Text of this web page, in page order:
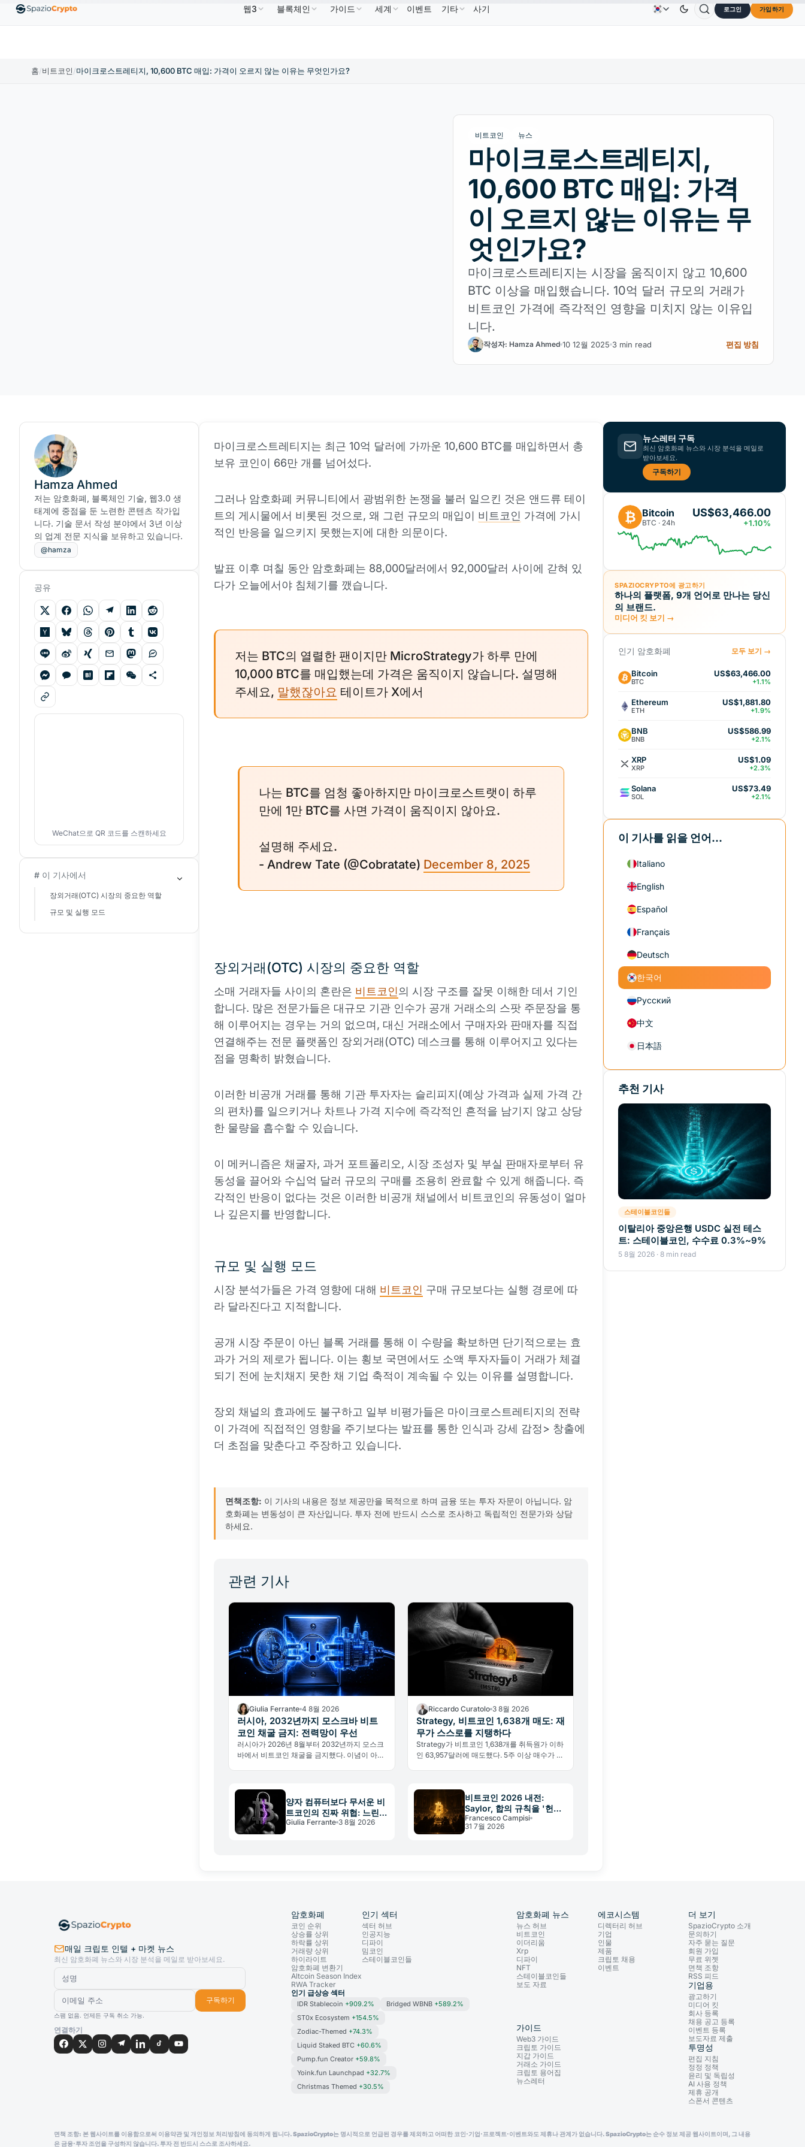
EthereumETHUS$1,880.58 BNBBNB US$586.64 ↑2.10% USDC USDCUS$0.9995↑0.00% XRP XRPUS$1.09 TRONTRXUS$0.3264↓0.30% DogecoinDOGE
문의하기회사 소개
웹3 블록체인 가이드 세계 이벤트 기타 사기 로그인 가입하기
홈/비트코인/마이크로스트레티지, 10,600 BTC 매입: 가격이 오르지 않는 이유는 무엇인가요?
비트코인 뉴스
마이크로스트레티지,
10,600 BTC 매입: 가격
이 오르지 않는 이유는 무
엇인가요?
마이크로스트레티지는 시장을 움직이지 않고 10,600
BTC 이상을 매입했습니다. 10억 달러 규모의 거래가
비트코인 가격에 즉각적인 영향을 미치지 않는 이유입
니다.
작성자: Hamza Ahmed 10 12월 2025 3 min read 편집 방침
마이크로스트레티지는 최근 10억 달러에 가까운 10,600 BTC를 매입하면서 총
보유 코인이 66만 개를 넘어섰다.
그러나 암호화폐 커뮤니티에서 광범위한 논쟁을 불러 일으킨 것은 앤드류 테이
트의 게시물에서 비롯된 것으로, 왜 그런 규모의 매입이 비트코인 가격에 가시
적인 반응을 일으키지 못했는지에 대한 의문이다.
발표 이후 며칠 동안 암호화폐는 88,000달러에서 92,000달러 사이에 갇혀 있
다가 오늘에서야 침체기를 깼습니다.
저는 BTC의 열렬한 팬이지만 MicroStrategy가 하루 만에
10,000 BTC를 매입했는데 가격은 움직이지 않습니다. 설명해
주세요, 말했잖아요 테이트가 X에서
나는 BTC를 엄청 좋아하지만 마이크로스트랫이 하루
만에 1만 BTC를 사면 가격이 움직이지 않아요.
설명해 주세요.
- Andrew Tate (@Cobratate) December 8, 2025
장외거래(OTC) 시장의 중요한 역할
소매 거래자들 사이의 혼란은 비트코인의 시장 구조를 잘못 이해한 데서 기인
합니다. 많은 전문가들은 대규모 기관 인수가 공개 거래소의 스팟 주문장을 통
해 이루어지는 경우는 거의 없으며, 대신 거래소에서 구매자와 판매자를 직접
연결해주는 전문 플랫폼인 장외거래(OTC) 데스크를 통해 이루어지고 있다는
점을 명확히 밝혔습니다.
이러한 비공개 거래를 통해 기관 투자자는 슬리피지(예상 가격과 실제 가격 간
의 편차)를 일으키거나 차트나 가격 지수에 즉각적인 흔적을 남기지 않고 상당
한 물량을 흡수할 수 있습니다.
이 메커니즘은 채굴자, 과거 포트폴리오, 시장 조성자 및 부실 판매자로부터 유
동성을 끌어와 수십억 달러 규모의 구매를 조용히 완료할 수 있게 해줍니다. 즉
각적인 반응이 없다는 것은 이러한 비공개 채널에서 비트코인의 유동성이 얼마
나 깊은지를 반영합니다.
규모 및 실행 모드
시장 분석가들은 가격 영향에 대해 비트코인 구매 규모보다는 실행 경로에 따
라 달라진다고 지적합니다.
공개 시장 주문이 아닌 블록 거래를 통해 이 수량을 확보하면 단기적으로는 효
과가 거의 제로가 됩니다. 이는 횡보 국면에서도 소액 투자자들이 거래가 체결
되기 전에 눈치채지 못한 채 기업 축적이 계속될 수 있는 이유를 설명합니다.
장외 채널의 효과에도 불구하고 일부 비평가들은 마이크로스트레티지의 전략
이 가격에 직접적인 영향을 주기보다는 발표를 통한 인식과 강세 감정> 창출에
더 초점을 맞춘다고 주장하고 있습니다.
면책조항: 이 기사의 내용은 정보 제공만을 목적으로 하며 금융 또는 투자 자문이 아닙니다. 암
호화폐는 변동성이 큰 자산입니다. 투자 전에 반드시 스스로 조사하고 독립적인 전문가와 상담
하세요.
관련 기사
Giulia Ferrante 4 8월 2026
러시아, 2032년까지 모스크바 비트
코인 채굴 금지: 전력망이 우선
러시아가 2026년 8월부터 2032년까지 모스크
바에서 비트코인 채굴을 금지했다. 이념이 아닌
Riccardo Curatolo 3 8월 2026
Strategy, 비트코인 1,638개 매도: 재
무가 스스로를 지탱하다
Strategy가 비트코인 1,638개를 취득원가 이하
인 63,957달러에 매도했다. 5주 이상 매수가 없
양자 컴퓨터보다 무서운 비
트코인의 진짜 위협: 느린
거버넌스
Giulia Ferrante 3 8월 2026
비트코인 2026 내전:
Saylor, 합의 규칙을 '헌
법'으로 선언
Francesco Campisi
31 7월 2026
Hamza Ahmed
저는 암호화폐, 블록체인 기술, 웹3.0 생
태계에 중점을 둔 노련한 콘텐츠 작가입
니다. 기술 문서 작성 분야에서 3년 이상
의 업계 전문 지식을 보유하고 있습니다.
@hamza
공유
WeChat으로 QR 코드를 스캔하세요
# 이 기사에서
장외거래(OTC) 시장의 중요한 역할
규모 및 실행 모드
뉴스레터 구독
최신 암호화폐 뉴스와 시장 분석을 메일로
받아보세요.
구독하기
₿ Bitcoin
BTC · 24h
US$63,466.00
+1.10%
SPAZIOCRYPTO에 광고하기
하나의 플랫폼, 9개 언어로 만나는 당신
의 브랜드.
미디어 킷 보기 →
인기 암호화폐 모두 보기 →
Bitcoin
BTC
US$63,466.00
+1.1%
Ethereum
ETH
US$1,881.80
+1.9%
BNB
BNB
US$586.99
+2.1%
XRP
XRP
US$1.09
+2.3%
Solana
SOL
US$73.49
+2.1%
이 기사를 읽을 언어...
Italiano
English
Español
Français
Deutsch
한국어
Русский
中文
日本語
추천 기사
스테이블코인들
이탈리아 중앙은행 USDC 실전 테스
트: 스테이블코인, 수수료 0.3%~9%
5 8월 2026 · 8 min read
매일 크립토 인텔 + 마켓 뉴스
최신 암호화폐 뉴스와 시장 분석을 메일로 받아보세요.
구독하기
스팸 없음. 언제든 구독 취소 가능.
연결하기
암호화폐
코인 순위
상승률 상위
하락률 상위
거래량 상위
하이라이트
암호화폐 변환기
Altcoin Season Index
RWA Tracker
인기 섹터
섹터 허브
인공지능
디파이
밈코인
스테이블코인들
인기 급상승 섹터
IDR Stablecoin +909.2% Bridged WBNB +589.2%
ST0x Ecosystem +154.5%
Zodiac-Themed +74.3%
Liquid Staked BTC +60.6%
Pump.fun Creator +59.8%
Yoink.fun Launchpad +32.7%
Christmas Themed +30.5%
암호화폐 뉴스
뉴스 허브
비트코인
이더리움
Xrp
디파이
NFT
스테이블코인들
보도 자료
에코시스템
디렉터리 허브
기업
인물
제품
크립토 채용
이벤트
가이드
Web3 가이드
크립토 가이드
지갑 가이드
거래소 가이드
크립토 용어집
뉴스레터
더 보기
SpazioCrypto 소개
문의하기
자주 묻는 질문
회원 가입
무료 위젯
면책 조항
RSS 피드
기업용
광고하기
미디어 킷
회사 등록
채용 공고 등록
이벤트 등록
보도자료 제출
투명성
편집 지침
정정 정책
윤리 및 독립성
AI 사용 정책
제휴 공개
스폰서 콘텐츠
면책 조항: 본 웹사이트를 이용함으로써 이용약관 및 개인정보 처리방침에 동의하게 됩니다. SpazioCrypto는 명시적으로 언급된 경우를 제외하고 어떠한 코인·기업·프로젝트·이벤트와도 제휴나 관계가 없습니다. SpazioCrypto는 순수 정보 제공 웹사이트이며, 그 내용
은 금융·투자 조언을 구성하지 않습니다. 투자 전 반드시 스스로 조사하세요.